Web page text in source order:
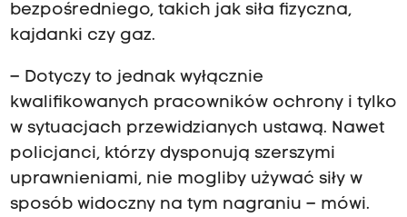
bezpośredniego, takich jak siła fizyczna,
kajdanki czy gaz.
– Dotyczy to jednak wyłącznie
kwalifikowanych pracowników ochrony i tylko
w sytuacjach przewidzianych ustawą. Nawet
policjanci, którzy dysponują szerszymi
uprawnieniami, nie mogliby używać siły w
sposób widoczny na tym nagraniu – mówi.